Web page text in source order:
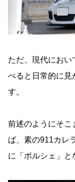
ただ、現代におい
べると日常的に見
す。
前述のようにそこ
ば、素の911カレ
に「ポルシェ」と